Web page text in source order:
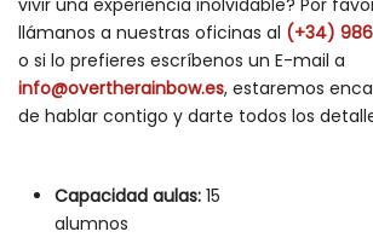
vivir una experiencia inolvidable? Por
llámanos a nuestras oficinas al (+34) 986
o si lo prefieres escríbenos un E-mail a
info@overtherainbow.es, estaremos
de hablar contigo y darte todos los
Capacidad aulas: 15
alumnos